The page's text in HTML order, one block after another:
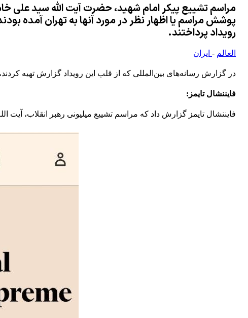
مراسم تشییع پیکر امام شهید، حضرت آیت الله سید علی
پوشش مراسم یا اظهار نظر در مورد آنها به تهران آمده
رویداد پرداختند.
العالم - ایران
در گزارش رسانه‌های بین‌المللی که از قلب این رویداد گزارش تهیه
فایننشال تایمز :
فایننشال تایمز گزارش داد که مراسم تشییع میلیونی رهبر انقلاب، آیت